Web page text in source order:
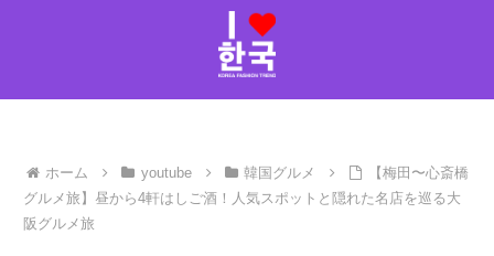
ホーム youtube 韓国グルメ
【梅田〜心斎橋
グルメ旅】昼から4軒はしご酒！人気スポットと隠れた名店を巡る大
阪グルメ旅